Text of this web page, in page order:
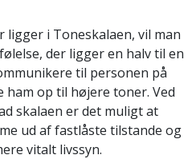
ligger i Toneskalaen, vil man
der ligger en halv til en
til personen på
ham op til højere toner. Ved
skalaen er det muligt at
ud af fastlåste tilstande og
vitalt livssyn.